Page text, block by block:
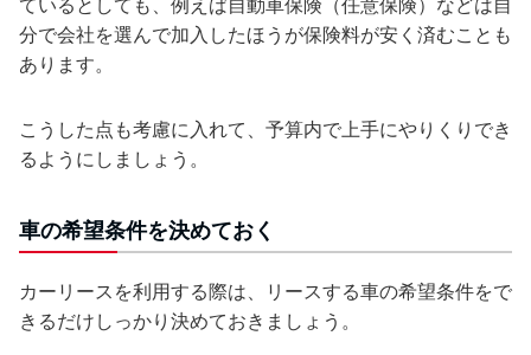
ているとしても、例えば自動車保険（任意保険）などは自
分で会社を選んで加入したほうが保険料が安く済むことも
あります。
こうした点も考慮に入れて、予算内で上手にやりくりでき
るようにしましょう。
車の希望条件を決めておく
カーリースを利用する際は、リースする車の希望条件をで
きるだけしっかり決めておきましょう。